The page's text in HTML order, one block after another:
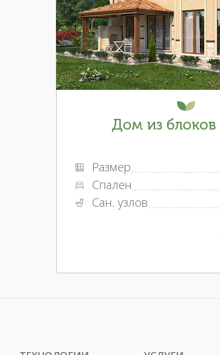
Дом из блоков
Размер
Спален
Сан. узлов